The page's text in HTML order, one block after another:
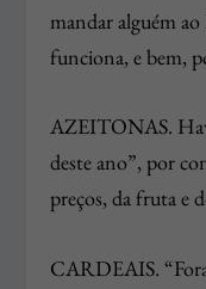
mandar alguém
funciona, e bem,
AZEITONAS.
deste ano”, por
preços, da fruta e
CARDEAIS.